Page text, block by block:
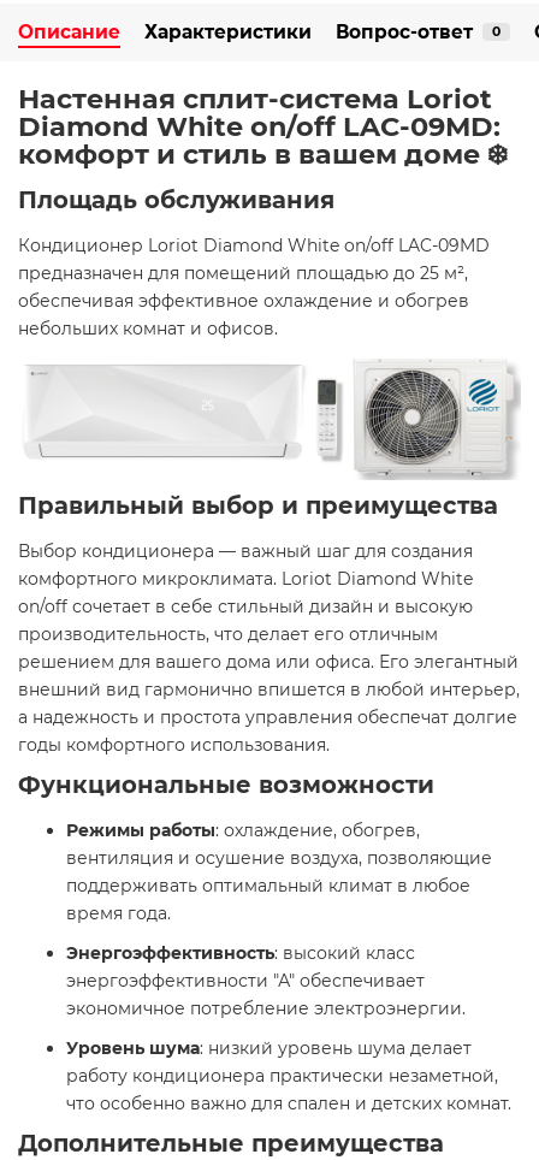
Описание Характеристики Вопрос-ответ 0
Настенная сплит-система Loriot
Diamond White on/off LAC-09MD:
комфорт и стиль в вашем доме ❄️
Площадь обслуживания
Кондиционер Loriot Diamond White on/off LAC-09MD
предназначен для помещений площадью до 25 м²,
обеспечивая эффективное охлаждение и обогрев
небольших комнат и офисов.​
Правильный выбор и преимущества
Выбор кондиционера — важный шаг для создания
комфортного микроклимата. Loriot Diamond White
on/off сочетает в себе стильный дизайн и высокую
производительность, что делает его отличным
решением для вашего дома или офиса. Его элегантный
внешний вид гармонично впишется в любой интерьер,
а надежность и простота управления обеспечат долгие
годы комфортного использования.​
Функциональные возможности
Режимы работы: охлаждение, обогрев,
вентиляция и осушение воздуха, позволяющие
поддерживать оптимальный климат в любое
время года.​
Энергоэффективность: высокий класс
энергоэффективности "А" обеспечивает
экономичное потребление электроэнергии.​
Уровень шума: низкий уровень шума делает
работу кондиционера практически незаметной,
что особенно важно для спален и детских комнат.​
Дополнительные преимущества